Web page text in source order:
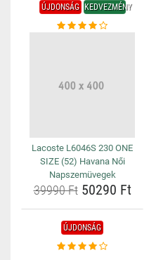
ÚJDONSÁG KEDVEZMÉNY
Lacoste L6046S 230 ONE
SIZE (52) Havana Női
Napszemüvegek
39990 Ft50290 Ft
ÚJDONSÁG